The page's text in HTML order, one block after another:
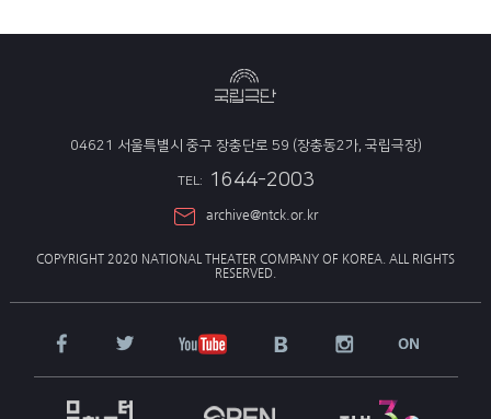
04621 서울특별시 중구 장충단로 59 (장충동2가, 국립극장)
TEL: 1644-2003
archive@ntck.or.kr
COPYRIGHT 2020 NATIONAL THEATER COMPANY OF KOREA. ALL RIGHTS
RESERVED.